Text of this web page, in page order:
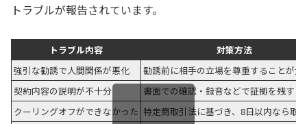
トラブルが報告されています。
トラブル内容
対策方法
強引な勧誘で人間関係が悪化
勧誘前に相手の立場を尊重することが大
契約内容の説明が不十分
書面での確認・録音などで証拠を残す
クーリングオフができなかった 特定商取引法に基づき、8日以内なら取